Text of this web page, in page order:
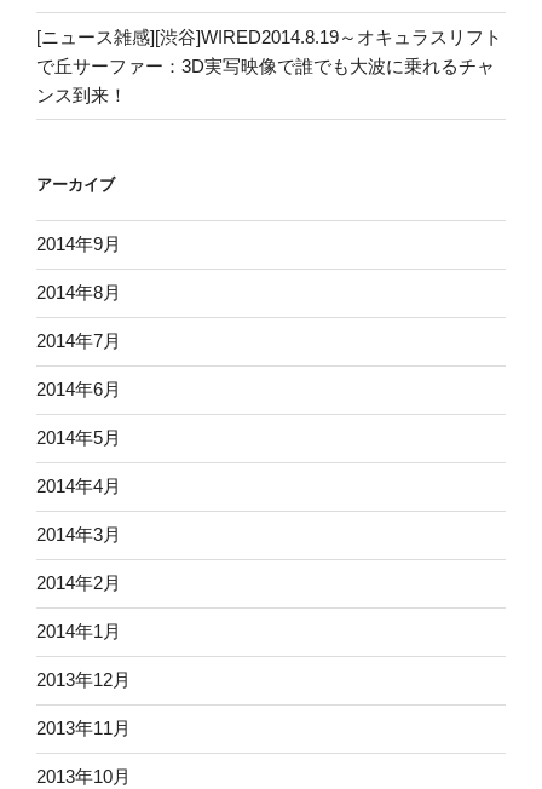
[ニュース雑感][渋谷]WIRED2014.8.19～オキュラスリフト
で丘サーファー：3D実写映像で誰でも大波に乗れるチャ
ンス到来！
アーカイブ
2014年9月
2014年8月
2014年7月
2014年6月
2014年5月
2014年4月
2014年3月
2014年2月
2014年1月
2013年12月
2013年11月
2013年10月